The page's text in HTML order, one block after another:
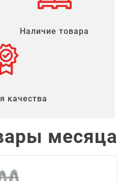
Наличие товара
качества
месяца